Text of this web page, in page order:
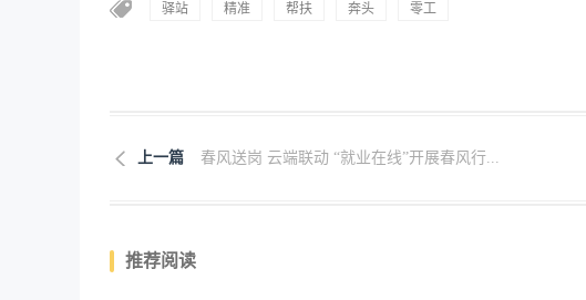
驿站 精准 帮扶 奔头 零工
上一篇 春风送岗 云端联动 “就业在线”开展春风行...
推荐阅读